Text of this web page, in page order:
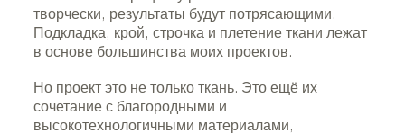
творчески, результаты будут потрясающими.
Подкладка, крой, строчка и плетение ткани лежат
в основе большинства моих проектов.
Но проект это не только ткань. Это ещё их
сочетание с благородными и
высокотехнологичными материалами,